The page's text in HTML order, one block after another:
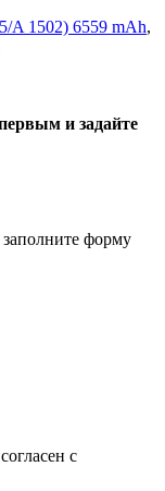
A 1502) 6559 mAh,
и задайте
форму
с